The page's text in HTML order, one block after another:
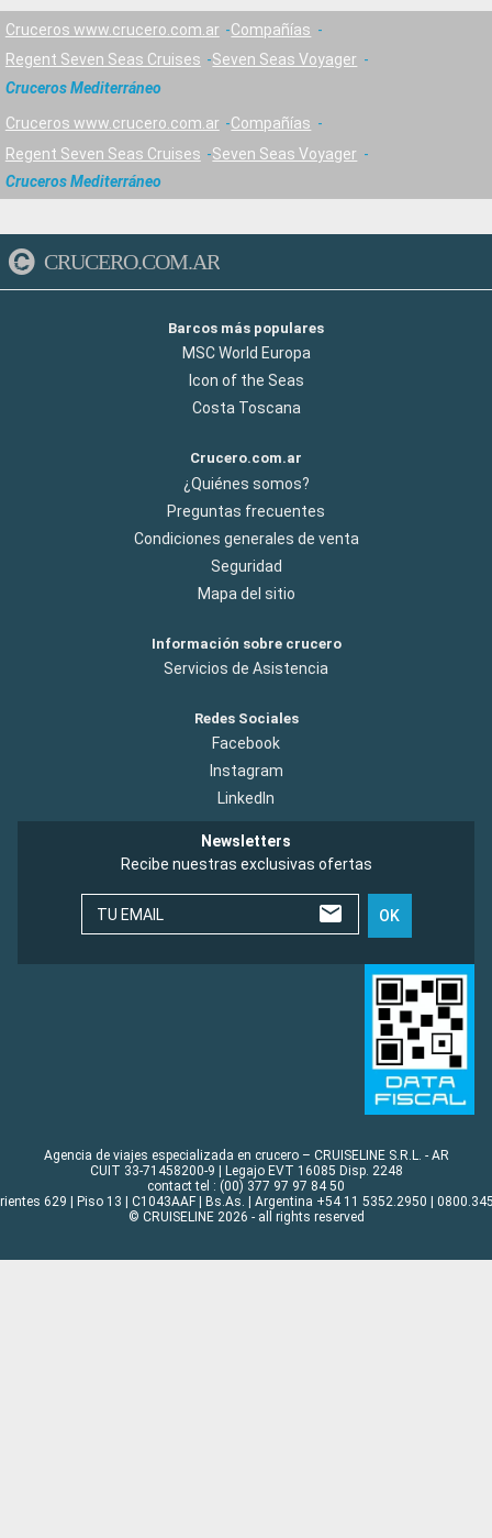
Cruceros www.crucero.com.ar
Compañías
Regent Seven Seas Cruises
Seven Seas Voyager
Cruceros Mediterráneo
Cruceros www.crucero.com.ar
Compañías
Regent Seven Seas Cruises
Seven Seas Voyager
Cruceros Mediterráneo
CRUCERO.COM.AR
Barcos más populares
MSC World Europa
Icon of the Seas
Costa Toscana
Crucero.com.ar
¿Quiénes somos?
Preguntas frecuentes
Condiciones generales de venta
Seguridad
Mapa del sitio
Información sobre crucero
Servicios de Asistencia
Redes Sociales
Facebook
Instagram
LinkedIn
Newsletters
Recibe nuestras exclusivas ofertas
TU EMAIL OK
Agencia de viajes especializada en crucero – CRUISELINE S.R.L. - AR
CUIT 33-71458200-9 | Legajo EVT 16085 Disp. 2248
contact tel : (00) 377 97 97 84 50
629 | Piso 13 | C1043AAF | Bs.As. | Argentina +54 11 5352.2950 |
© CRUISELINE 2026 - all rights reserved